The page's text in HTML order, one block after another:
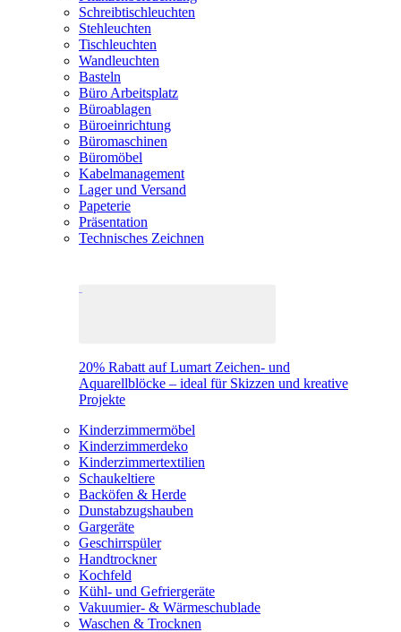
Schreibtischleuchten
Stehleuchten
Tischleuchten
Wandleuchten
Basteln
Büro Arbeitsplatz
Büroablagen
Büroeinrichtung
Büromaschinen
Büromöbel
Kabelmanagement
Lager und Versand
Papeterie
Präsentation
Technisches Zeichnen
20% Rabatt auf Lumart Zeichen- und
Aquarellblöcke – ideal für Skizzen und kreative
Projekte
Kinderzimmermöbel
Kinderzimmerdeko
Kinderzimmertextilien
Schaukeltiere
Backöfen & Herde
Dunstabzugshauben
Gargeräte
Geschirrspüler
Handtrockner
Kochfeld
Kühl- und Gefriergeräte
Vakuumier- & Wärmeschublade
Waschen & Trocknen